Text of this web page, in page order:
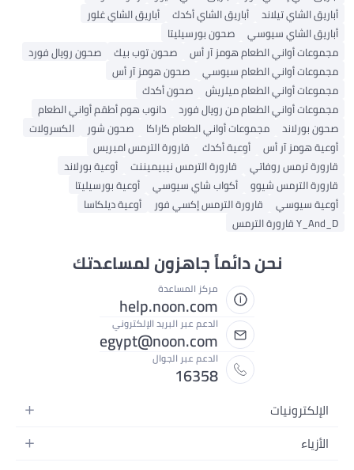
أباريق الشاي تيلاند
أباريق الشاي أكدك
أباريق الشاي غلور
أباريق الشاي سيوسي
صحون بورسيليتا
مجموعات أواني الطعام هومز آر أس
صحون توب بيك
صحون رويال فورد
مجموعات أواني الطعام سيوسي
صحون هومز آر أس
مجموعات أواني الطعام ميلريش
صحون أكدك
مجموعات أواني الطعام من رويال فورد
دانوب هوم أطقم أواني الطعام
صحون بورلاند
مجموعات أواني الطعام كاراكا صحون شور
الكسرولات
أوعية هومز آر أس
أوعية أكدك
قارورة الترمس امبريس
قارورة ترمس روفاتي
قارورة الترمس نيبيميننت
أوعية بورلاند
قارورة الترمس شيوو
أكواب شاي سيوسي
أوعية بورسيليتا
أوعية سيوسي
قارورة الترمس إكسي فور
أوعية ديلكاسا
Y_And_D قارورة الترمس
نحن دائماً جاهزون لمساعدتك
مركز المساعدة
help.noon.com
الدعم عبر البريد الإلكتروني
egypt@noon.com
الدعم عبر الجوال
16358
الإلكترونيات
الهواتف المتحركة
الأزياء